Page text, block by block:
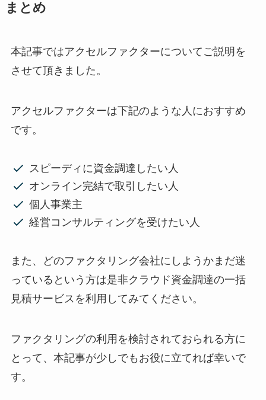
まとめ
本記事ではアクセルファクターについてご説明を
させて頂きました。
アクセルファクターは下記のような人におすすめ
です。
スピーディに資金調達したい人
オンライン完結で取引したい人
個人事業主
経営コンサルティングを受けたい人
また、どのファクタリング会社にしようかまだ迷
っているという方は是非クラウド資金調達の一括
見積サービスを利用してみてください。
ファクタリングの利用を検討されておられる方に
とって、本記事が少しでもお役に立てれば幸いで
す。